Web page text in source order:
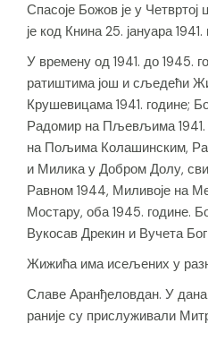
Спасоје Божов је у Четвртој
је код Книна 25. јануара 1941.
У времену од 1941. до 1945.
ратиштима још и сљедећи
Крушевицама 1941. године;
Радомир на Пљевљима 1941.
на Пољима Колашинским,
и Милика у Добром Долу,
Равном 1944, Миливоје на
Мостару, оба 1945. године.
Вукосав Дрекин и Вучета
Жижића има исељених у
Славе Аранђеловдан. У
раније су прислуживали